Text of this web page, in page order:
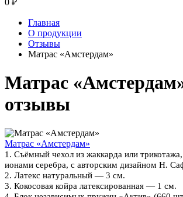
0 ₽
Главная
О продукции
Отзывы
Матрас «Амстердам»
Матрас
отзывы
Матрас «Амстердам»
1. Съёмный чехол из жаккарда или
ионами серебра, с авторским дизайном Н.
2. Латекс натуральный — 3 см.
3. Кокосовая койра латексированная — 1 см.